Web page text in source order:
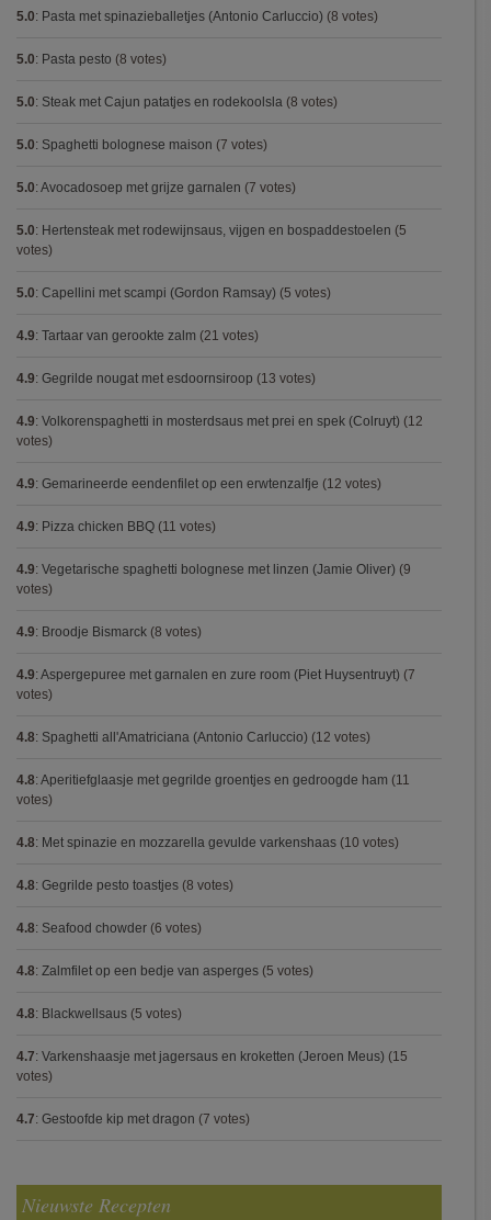
5.0: Pasta met spinazieballetjes (Antonio Carluccio) (8 votes)
5.0: Pasta pesto (8 votes)
5.0: Steak met Cajun patatjes en rodekoolsla (8 votes)
5.0: Spaghetti bolognese maison (7 votes)
5.0: Avocadosoep met grijze garnalen (7 votes)
5.0: Hertensteak met rodewijnsaus, vijgen en bospaddestoelen (5
votes)
5.0: Capellini met scampi (Gordon Ramsay) (5 votes)
4.9: Tartaar van gerookte zalm (21 votes)
4.9: Gegrilde nougat met esdoornsiroop (13 votes)
4.9: Volkorenspaghetti in mosterdsaus met prei en spek (Colruyt) (12
votes)
4.9: Gemarineerde eendenfilet op een erwtenzalfje (12 votes)
4.9: Pizza chicken BBQ (11 votes)
4.9: Vegetarische spaghetti bolognese met linzen (Jamie Oliver) (9
votes)
4.9: Broodje Bismarck (8 votes)
4.9: Aspergepuree met garnalen en zure room (Piet Huysentruyt) (7
votes)
4.8: Spaghetti all'Amatriciana (Antonio Carluccio) (12 votes)
4.8: Aperitiefglaasje met gegrilde groentjes en gedroogde ham (11
votes)
4.8: Met spinazie en mozzarella gevulde varkenshaas (10 votes)
4.8: Gegrilde pesto toastjes (8 votes)
4.8: Seafood chowder (6 votes)
4.8: Zalmfilet op een bedje van asperges (5 votes)
4.8: Blackwellsaus (5 votes)
4.7: Varkenshaasje met jagersaus en kroketten (Jeroen Meus) (15
votes)
4.7: Gestoofde kip met dragon (7 votes)
Nieuwste Recepten